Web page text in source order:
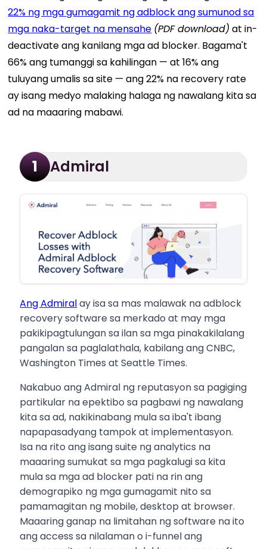
22% ng mga gumagamit ng adblock ang sumunod sa
mga naka-target na mensahe (PDF download) at in-
deactivate ang kanilang mga ad blocker. Bagama't
66% ang tumanggi sa kahilingan — at 16% ang
tuluyang umalis sa site — ang 22% na recovery rate
ay isang medyo malaking halaga ng nawalang kita sa
ad na maaaring mabawi.
1 Admiral
Ang Admiralay isa sa mas malawak na adblock
recovery software sa merkado at may mga
pakikipagtulungan sa ilan sa mga pinakakilalang
pangalan sa paglalathala, kabilang ang CNBC,
Washington Times at Seattle Times.
Nakabuo ang Admiral ng reputasyon sa pagiging
partikular na epektibo sa pagbawi ng nawalang
kita sa ad, nakikinabang mula sa iba't ibang
napapasadyang tampok at implementasyon.
Isa na rito ang isang suite ng analytics na
maaaring sumukat sa mga pagkalugi sa kita
mula sa mga ad blocker pati na rin ang
demograpiko ng mga gumagamit nito sa
pamamagitan ng mobile, desktop at browser.
Maaaring ganap na limitahan ng software na ito
ang access sa nilalaman o i-funnel ang